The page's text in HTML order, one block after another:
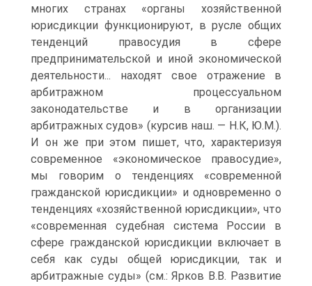
многих странах «органы хозяйственной
юрисдикции функционируют, в русле общих
тенденций правосудия в сфере
предпринимательской и иной экономической
деятельности... находят свое отражение в
арбитражном процессуальном
законодательстве и в организации
арбитражных судов» (курсив наш. — Н.К, Ю.М.).
И он же при этом пишет, что, характеризуя
современное «экономическое правосудие»,
мы говорим о тенденциях «современной
гражданской юрисдикции» и одновременно о
тенденциях «хозяйственной юрисдикции», что
«современная судебная система России в
сфере гражданской юрисдикции включает в
себя как суды общей юрисдикции, так и
арбитражные суды» (см.: Ярков В.В. Развитие